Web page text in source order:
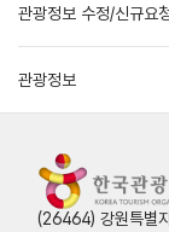
관광정보 수정/신규요
관광정보
(26464) 강원특별